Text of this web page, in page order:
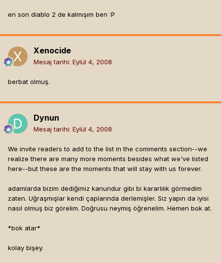
en son diablo 2 de kalmışım ben :P
Xenocide
Mesaj tarihi: Eylül 4, 2008
berbat olmuş.
Dynun
Mesaj tarihi: Eylül 4, 2008
We invite readers to add to the list in the comments section--we
realize there are many more moments besides what we've listed
here--but these are the moments that will stay with us forever.
adamlarda bizim dediğimiz kanundur gibi bi kararlılık görmedim
zaten. Uğraşmışlar kendi çaplarında derlemişler. Siz yapın da iyisi
nasıl olmuş biz görelim. Doğrusu neymiş öğrenelim. Hemen bok at.
*bok atar*
kolay bişey.